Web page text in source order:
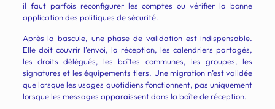
il faut parfois reconfigurer les comptes ou vérifier la bonne
application des politiques de sécurité.
Après la bascule, une phase de validation est indispensable.
Elle doit couvrir l’envoi, la réception, les calendriers partagés,
les droits délégués, les boîtes communes, les groupes, les
signatures et les équipements tiers. Une migration n’est validée
que lorsque les usages quotidiens fonctionnent, pas uniquement
lorsque les messages apparaissent dans la boîte de réception.